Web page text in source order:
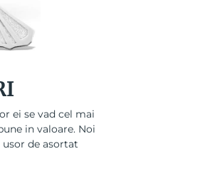
ei se vad cel mai
in valoare. Noi
de asortat